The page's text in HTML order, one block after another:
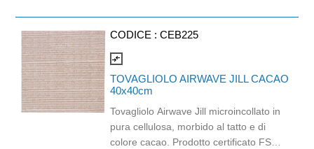
CODICE : CEB225
compare_arrows
TOVAGLIOLO AIRWAVE JILL CACAO
40x40cm
Tovagliolo Airwave Jill microincollato in
pura cellulosa, morbido al tatto e di
colore cacao. Prodotto certificato FSC